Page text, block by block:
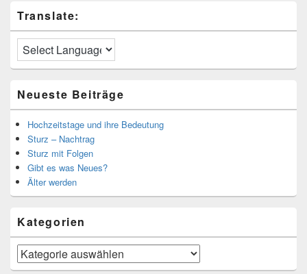
Translate:
Neueste Beiträge
Hochzeitstage und ihre Bedeutung
Sturz – Nachtrag
Sturz mit Folgen
Gibt es was Neues?
Älter werden
Kategorien
Kategorien